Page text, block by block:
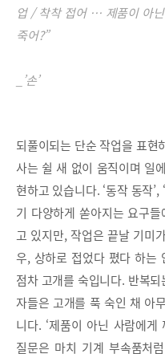
업 / 착착 접어 … 제품이 아
죽어?”
_’손’
되풀이되는 단순 작업을 표현
사는 쉴 새 없이 움직이며 일
현하고 있습니다. ‘동작 동작’,
기 다양하게 쏟아지는 요구
고 있지만, 작업은 끝날 기미
우, 상하로 접었다 폈다 하는
점차 고개를 숙입니다. 반복
자들은 고개를 푹 숙인 채 아
니다. ‘제품이 아닌 사람에게
질문은 마치 기계 부속품처